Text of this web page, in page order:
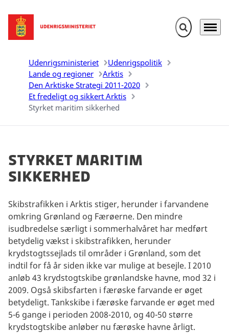
Gå til forsiden Fold søgefelt
Menu
Udenrigsministeriet
Udenrigspolitik
Lande og regioner
Arktis
Den Arktiske Strategi 2011-2020
Et fredeligt og sikkert Arktis
Styrket maritim sikkerhed
Styrket maritim
sikkerhed
Skibstrafikken i Arktis stiger, herunder i farvandene
omkring Grønland og Færøerne. Den mindre
isudbredelse særligt i sommerhalvåret har medført
betydelig vækst i skibstrafikken, herunder
krydstogtssejlads til områder i Grønland, som det
indtil for få år siden ikke var mulige at besejle. I 2010
anløb 43 krydstogtskibe grønlandske havne, mod 32 i
2009. Også skibsfarten i færøske farvande er øget
betydeligt. Tankskibe i færøske farvande er øget med
5-6 gange i perioden 2008-2010, og 40-50 større
krydstogtskibe anløber nu færøske havne årligt.